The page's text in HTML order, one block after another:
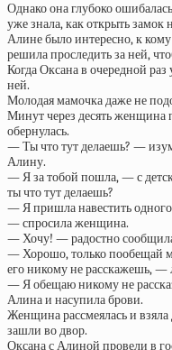
Однако она глубоко
уже знала, как открыть замок
Алине было интересно, к
решила проследить за ней,
Когда Оксана в очередной
ней.
Молодая мамочка даже не
Минут через десять женщина
обернулась.
— Ты что тут делаешь? —
Алину.
— Я за тобой пошла, — с
ты что тут делаешь?
— Я пришла навестить
— спросила женщина.
— Хочу! — радостно
— Хорошо, только пообещай
его никому не расскажешь, —
— Я обещаю никому не
Алина и насупила брови.
Женщина рассмеялась и взяла
зашли во двор.
Оксана с Алиной провели в